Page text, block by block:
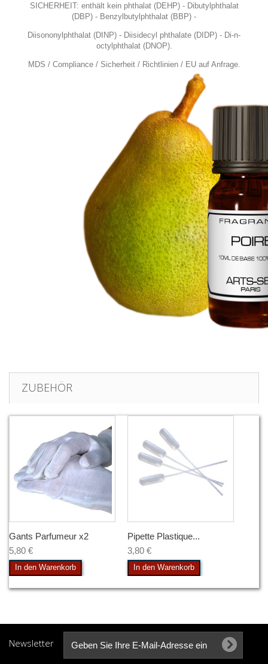
SICHERHEIT: enthält kein phthalat (DEHP) - Dibutylphthalat
(DBP) - Benzylbutylphthalat (BBP) -
Diisononylphthalat (DINP) - Diisidecyl phthalate (DIDP) - Di-n-
octylphthalat (DNOP).
MDS / Compliance / Sicherheit / Richtlinien / EU auf Anfrage.
ZUBEHÖR
Gants Parfumeur x2
5,80 €
In den Warenkorb
Pipette Plastique...
3,80 €
In den Warenkorb
Newsletter